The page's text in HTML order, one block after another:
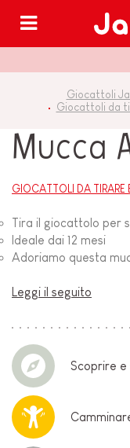
Giocattoli
Giocattoli da
Mucca
GIOCATTOLI DA TIRARE
Tira il giocattolo per
Ideale dai 12 mesi
Adoriamo questa
Leggi il seguito
Scoprire